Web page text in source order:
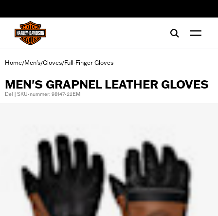
Home/Men's/Gloves/Full-Finger Gloves
MEN'S GRAPNEL LEATHER GLOVES
Del | SKU-nummer: 98147-22EM